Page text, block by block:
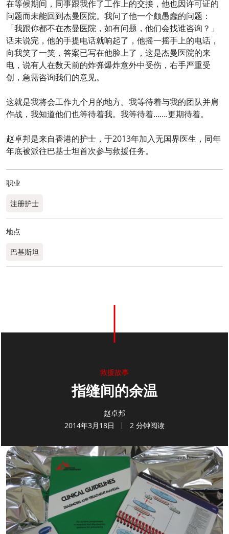
在等候期间，同事跟我作了工作上的交接，他也因许可证的
问题而未能回到杰曼医院。我问了他一个颇愚蠢的问题：
「我跟你都不在杰曼医院，如有问题，他们会找谁咨询？」
话未说完，他的手提电话就响起了，他摇一摇手上的电话，
向我笑了一笑，答案已写在他脸上了，这是杰曼医院的来
电，说有人在数天前的炸弹爆炸意外中受伤，右手严重受
创，急需咨询我们的意见。
这就是我将会工作九个月的地方。我等待着与我的团队并肩
作战，我知道他们也等待着我。我等待着…….更期待着。
赵卓邦是来自香港的护士，于2013年加入无国界医生，同年
年底被派往巴基士坦首次参与救援任务。
职业
注册护士
地点
巴基斯坦
救援故事
指缝间的余温
赵卓邦
2014年3月18日
2 分钟阅读